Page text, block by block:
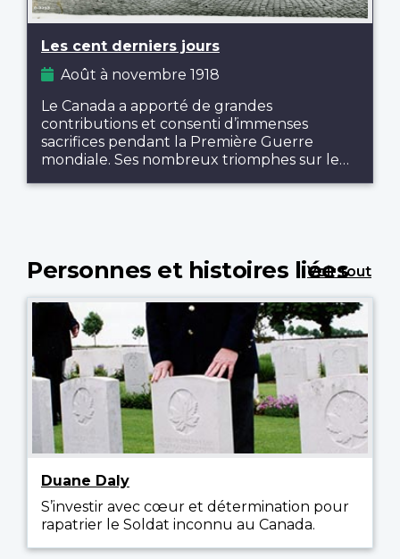
Les cent derniers jours
Août à novembre 1918
Le Canada a apporté de grandes
contributions et consenti d’immenses
sacrifices pendant la Première Guerre
mondiale. Ses nombreux triomphes sur le…
Personnes et histoires liées
Voir tout
Duane Daly
S’investir avec cœur et détermination pour
rapatrier le Soldat inconnu au Canada.